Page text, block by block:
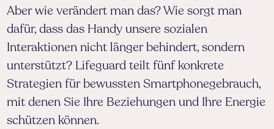
Aber wie verändert man das? Wie sorgt man
dafür, dass das Handy unsere sozialen
Interaktionen nicht länger behindert, sondern
unterstützt? Lifeguard teilt fünf konkrete
Strategien für bewussten Smartphonegebrauch,
mit denen Sie Ihre Beziehungen und Ihre Energie
schützen können.